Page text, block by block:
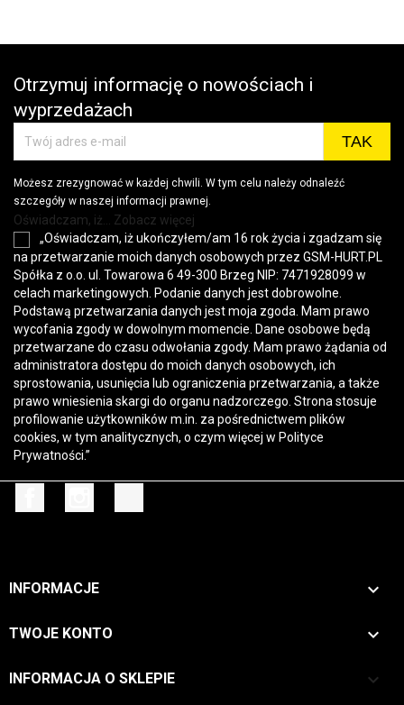
Otrzymuj informację o nowościach i
wyprzedażach
Możesz zrezygnować w każdej chwili. W tym celu należy odnaleźć
szczegóły w naszej informacji prawnej.
Oświadczam, iż... Zobacz więcej
„Oświadczam, iż ukończyłem/am 16 rok życia i zgadzam się
na przetwarzanie moich danych osobowych przez GSM-HURT.PL
Spółka z o.o. ul. Towarowa 6 49-300 Brzeg NIP: 7471928099 w
celach marketingowych. Podanie danych jest dobrowolne.
Podstawą przetwarzania danych jest moja zgoda. Mam prawo
wycofania zgody w dowolnym momencie. Dane osobowe będą
przetwarzane do czasu odwołania zgody. Mam prawo żądania od
administratora dostępu do moich danych osobowych, ich
sprostowania, usunięcia lub ograniczenia przetwarzania, a także
prawo wniesienia skargi do organu nadzorczego. Strona stosuje
profilowanie użytkowników m.in. za pośrednictwem plików
cookies, w tym analitycznych, o czym więcej w Polityce
Prywatności.”
INFORMACJE 
TWOJE KONTO 
INFORMACJA O SKLEPIE keyboard_arrow_down